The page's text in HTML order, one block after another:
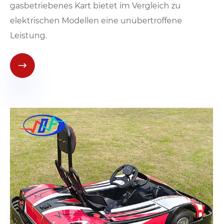
gasbetriebenes Kart bietet im Vergleich zu
elektrischen Modellen eine unübertroffene
Leistung.
